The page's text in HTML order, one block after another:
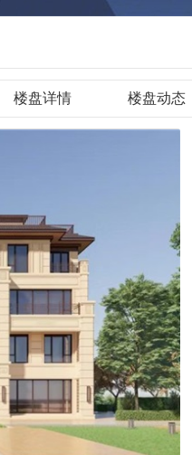
楼盘详情 楼盘动态